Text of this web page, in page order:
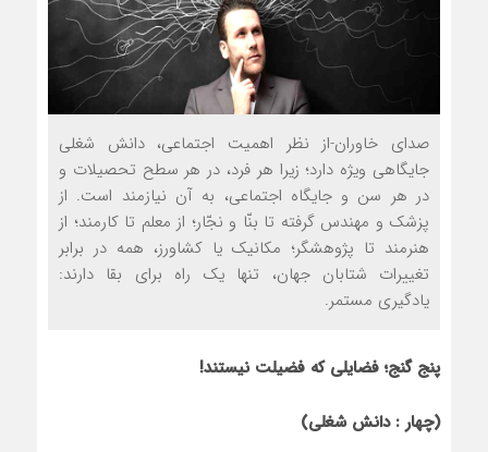
صدای خاوران-از نظر اهمیت اجتماعی، دانش شغلی
جایگاهی ویژه دارد؛ زیرا هر فرد، در هر سطح تحصیلات و
در هر سن و جایگاه اجتماعی، به آن نیازمند است. از
پزشک و مهندس گرفته تا بنّا و نجّار؛ از معلم تا کارمند؛ از
هنرمند تا پژوهشگر؛ مکانیک یا کشاورز، همه در برابر
تغییرات شتابان جهان، تنها یک راه برای بقا دارند:
یادگیری مستمر.
پنج گنج؛ فضایلی که فضیلت نیستند!
(چهار : دانش شغلی)